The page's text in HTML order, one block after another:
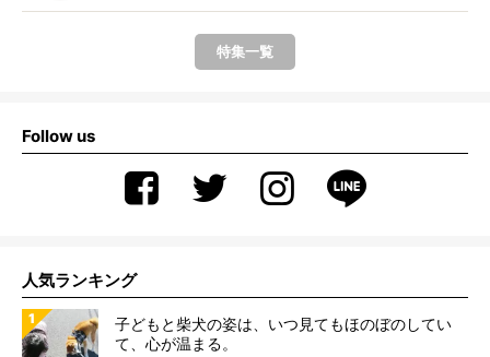
特集一覧
Follow us
人気ランキング
子どもと柴犬の姿は、いつ見てもほのぼのしてい
て、心が温まる。